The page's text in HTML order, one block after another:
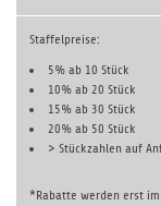
Staffelpreise:
5% ab 10 Stück
10% ab 20 Stück
15% ab 30 Stück
20% ab 50 Stück
> Stückzahlen auf
*Rabatte werden erst